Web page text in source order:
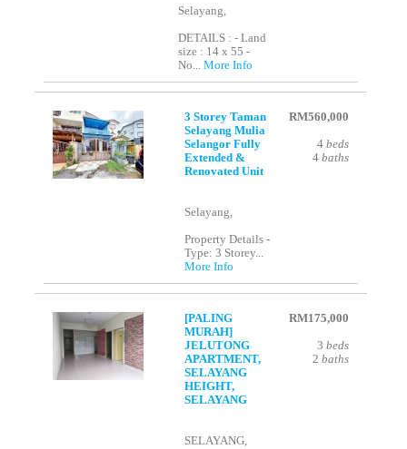
Selayang,
DETAILS : - Land
size : 14 x 55 -
No...More Info
3 Storey Taman
Selayang Mulia
Selangor Fully
Extended &
Renovated Unit
Selayang,
Property Details -
Type: 3 Storey...
More Info
RM560,000
4 beds
4 baths
[PALING
MURAH]
JELUTONG
APARTMENT,
SELAYANG
HEIGHT,
SELAYANG
SELAYANG,
RM175,000
3 beds
2 baths